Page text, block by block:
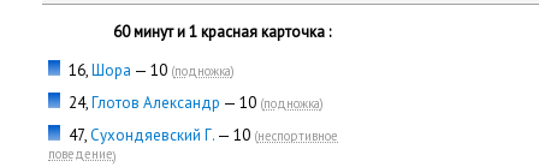
60 минут и 1 красная карточка :
16,Шора — 10 (подножка)
24,Глотов Александр — 10 (подножка)
47,Сухондяевский Г. — 10 (неспортивное
поведение)